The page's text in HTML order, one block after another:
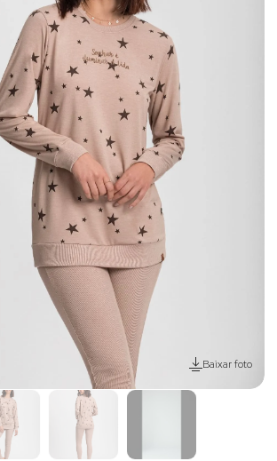
Baixar foto